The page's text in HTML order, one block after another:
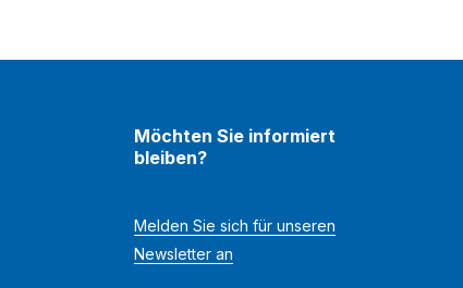
Möchten Sie informiert
bleiben?
Melden Sie sich für unseren
Newsletter an